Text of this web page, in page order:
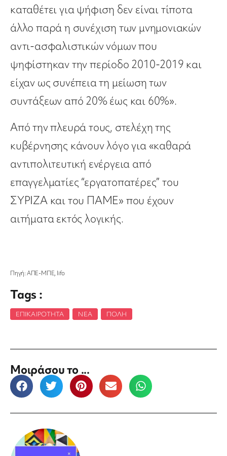
καταθέτει για ψήφιση δεν είναι τίποτα
άλλο παρά η συνέχιση των μνημονιακών
αντι-ασφαλιστικών νόμων που
ψηφίστηκαν την περίοδο 2010-2019 και
είχαν ως συνέπεια τη μείωση των
συντάξεων από 20% έως και 60%».
Από την πλευρά τους, στελέχη της
κυβέρνησης κάνουν λόγο για «καθαρά
αντιπολιτευτική ενέργεια από
επαγγελματίες “εργατοπατέρες” του
ΣΥΡΙΖΑ και του ΠΑΜΕ» που έχουν
αιτήματα εκτός λογικής.
Πηγή: ΑΠΕ-ΜΠΕ, lifo
Tags :
ΕΠΙΚΑΙΡΌΤΗΤΑ ΝΈΑ ΠΌΛΗ
Μοιράσου το ...